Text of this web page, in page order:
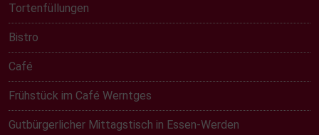
Tortenfüllungen
Bistro
Café
Frühstück im Café Werntges
Gutbürgerlicher Mittagstisch in Essen-Werden